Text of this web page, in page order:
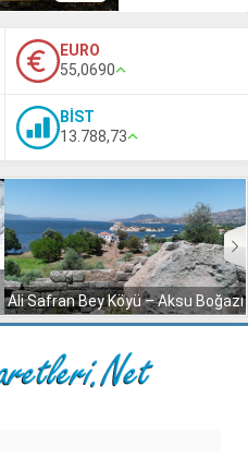
EURO
55,0690
BİST
13.788,73
Ali Safran Bey Köyü – Aksu Boğazı